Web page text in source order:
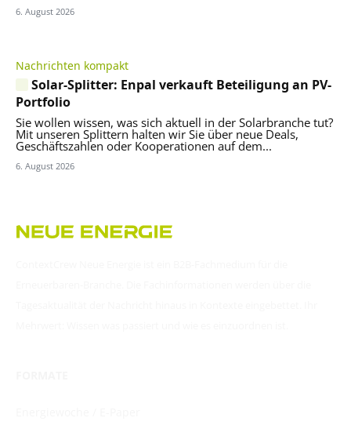
6. August 2026
Nachrichten kompakt
Solar-Splitter: Enpal verkauft Beteiligung an PV-
Portfolio
Sie wollen wissen, was sich aktuell in der Solarbranche tut?
Mit unseren Splittern halten wir Sie über neue Deals,
Geschäftszahlen oder Kooperationen auf dem...
6. August 2026